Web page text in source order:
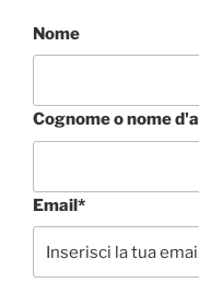
Nome
Cognome o nome
Email*